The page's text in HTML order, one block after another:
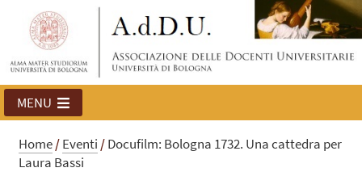
MENU
Home/Eventi /Docufilm: Bologna 1732. Una cattedra per
Laura Bassi